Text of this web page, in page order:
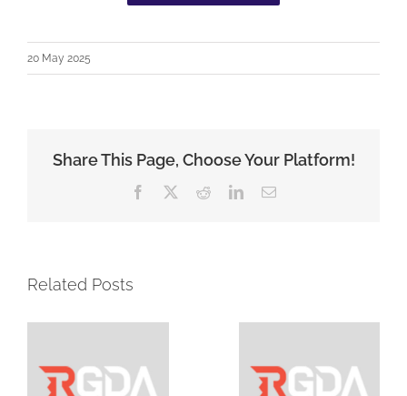
20 May 2025
Share This Page, Choose Your Platform!
Facebook RedditLinkedInEmail
Related Posts